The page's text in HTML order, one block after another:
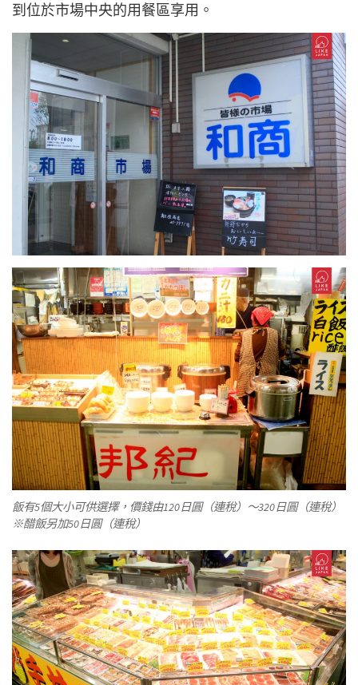
到位於市場中央的用餐區享用。
飯有5個大小可供選擇，價錢由120日圓（連稅）～320日圓（連稅）
※醋飯另加50日圓（連稅）